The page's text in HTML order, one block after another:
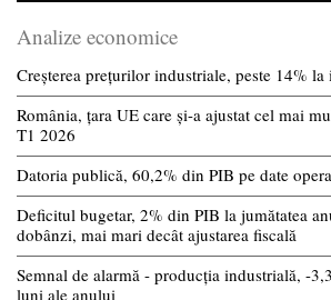
Analize economice
Creșterea prețurilor industriale, peste 14%
România, țara UE care și-a ajustat cel mai
T1 2026
Datoria publică, 60,2% din PIB pe date
Deficitul bugetar, 2% din PIB la jumătatea
dobânzi, mai mari decât ajustarea fiscală
Semnal de alarmă - producția industrială, -
luni ale anului